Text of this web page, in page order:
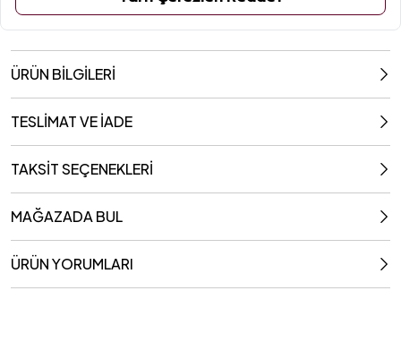
50x50 Cm
ÜRÜN BİLGİLERİ
TESLİMAT VE İADE
TAKSİT SEÇENEKLERİ
MAĞAZADA BUL
ÜRÜN YORUMLARI